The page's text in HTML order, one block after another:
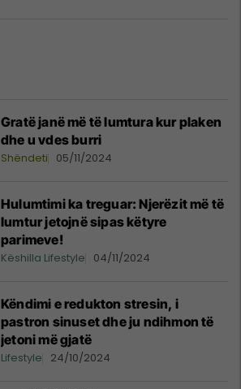
Gratë janë më të lumtura kur plaken
dhe u vdes burri
Shëndeti 05/11/2024
Hulumtimi ka treguar: Njerëzit më të
lumtur jetojnë sipas këtyre
parimeve!
Këshilla Lifestyle 04/11/2024
Këndimi e redukton stresin, i
pastron sinuset dhe ju ndihmon të
jetoni më gjatë
Lifestyle 24/10/2024